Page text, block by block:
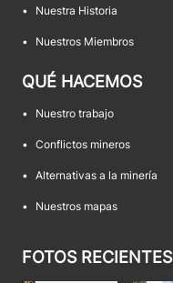
• Nuestra Historia
• Nuestros Miembros
QUÉ HACEMOS
• Nuestro trabajo
• Conflictos mineros
• Alternativas a la minería
• Nuestros mapas
FOTOS RECIENTES